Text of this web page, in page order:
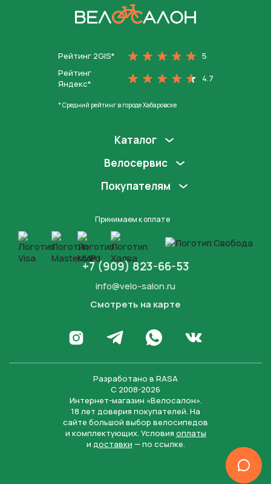
Рейтинг 2GIS*
5
Рейтинг
Яндекс*
4.7
* Средний рейтинг в городе Хабаровске
Каталог
Велосервис
Покупателям
Принимаем к оплате
+7 (909) 823-66-53
info@velo-salon.ru
Смотреть на карте
Перейти в Инстаграм
Написать в Телеграм
Написать в WhatsApp
Перейти во
Разработано в RASA
С 2008-2026
Интернет-магазин «Велосалон».
18 лет доверия покупателей. На
сайте большой выбор велосипедов
и комплектующих. Условия оплаты
и доставки — по ссылке.